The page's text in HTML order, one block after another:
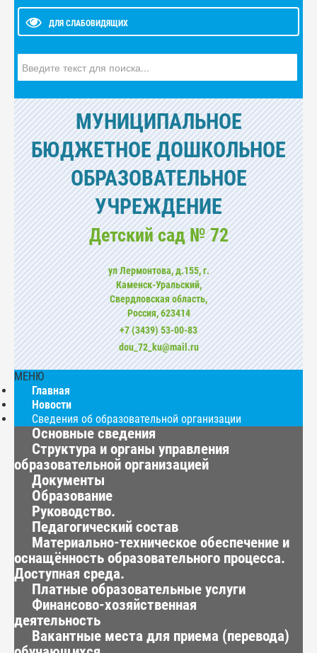
ДЛЯ СЛАБОВИДЯЩИХ
МУНИЦИПАЛЬНОЕ
БЮДЖЕТНОЕ ДОШКОЛЬНОЕ
ОБРАЗОВАТЕЛЬНОЕ
УЧРЕЖДЕНИЕ
Детский сад № 72
ул Лермонтова, д.155, г.
Каменск-Уральский,
Свердловская область,
Россия, 623414
+7 (3439) 53-00-83
dou_72_ku@mail.ru
МЕНЮ
Главная
Новости
Сведения об образовательной организации
Основные сведения
Структура и органы управления
образовательной организацией
Документы
Образование
Руководство.
Педагогический состав
Материально-техническое обеспечение и
оснащённость образовательного процесса.
Доступная среда.
Платные образовательные услуги
Финансово-хозяйственная
деятельность
Вакантные места для приема (перевода)